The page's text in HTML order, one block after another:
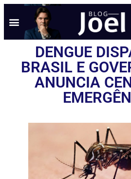
DENGUE
BRASIL E
ANUNCIA